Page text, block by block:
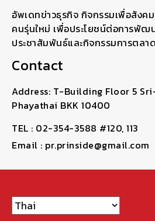
อัพเดทข่าวธุรกิจ กิจกรรมเพื่อสังค
คนรุ่นใหม่ เพื่อประโยชน์ต่อการพัฒ
ประชาสัมพันธ์และกิจกรรมการตลาด
Contact
Address: T-Building Floor 5
Phayathai BKK 10400
TEL : 02-354-3588 #120, 113
Email : pr.prinside@gmail.com